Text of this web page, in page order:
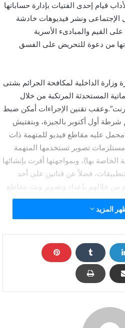
قيام إحدى الفتيات بإدارة حساباتها
الإجتماعى ونشر فيديوهات خادشة
القيم والمبادىء الأسرية
من دعوة للتحريض على الفسق
وزارة الداخلية لمكافحة الجرائم بشتى
المستحدثة المرتكبة من خلال
تقنين الإجراءات أمكن ضبط
شرطة أول أكتوبر بالجيزة، وبتفتيش
عليه مقاطع فيديو للمتهمة ذات
تصوير تستخدمها المتهمة
بها)، وبمواجهتها أقرت بإنشائها
فضلاً عن قناتين على أحد
من خلالهم بإعداد وتصوير وبث مقاطع
نسب مشاهدة عالية بهدف
كما أقرت بإعتيادها ممارسة
توك هدير الهادي
المزيد